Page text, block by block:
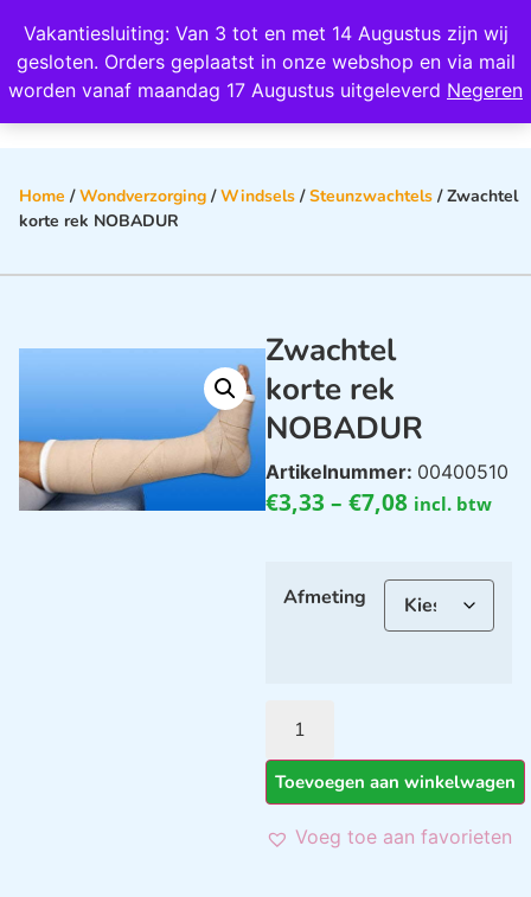
Vakantiesluiting: Van 3 tot en met 14 Augustus zijn wij
gesloten. Orders geplaatst in onze webshop en via mail
worden vanaf maandag 17 Augustus uitgeleverd Negeren
Wij scoren een 4,8 op Google
Home /Wondverzorging /Windsels /Steunzwachtels / Zwachtel
korte rek NOBADUR
Zwachtel
korte rek
NOBADUR
Artikelnummer: 00400510
€3,33 – €7,08 incl. btw
Afmeting
Toevoegen aan winkelwagen
Voeg toe aan favorieten